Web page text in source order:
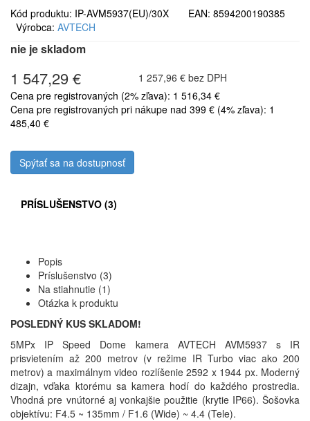
Kód produktu: IP-AVM5937(EU)/30X EAN: 8594200190385
Výrobca: AVTECH
nie je skladom
1 547,29 €
1 257,96 € bez DPH
Cena pre registrovaných (2% zľava): 1 516,34 €
Cena pre registrovaných pri nákupe nad 399 € (4% zľava): 1
485,40 €
Spýtať sa na dostupnosť
PRÍSLUŠENSTVO (3)
Popis
Príslušenstvo (3)
Na stiahnutie (1)
Otázka k produktu
POSLEDNÝ KUS SKLADOM!
5MPx IP Speed Dome kamera AVTECH AVM5937 s IR
prisvietením až 200 metrov (v režime IR Turbo viac ako 200
metrov) a maximálnym video rozlíšenie 2592 x 1944 px. Moderný
dizajn, vďaka ktorému sa kamera hodí do každého prostredia.
Vhodná pre vnútorné aj vonkajšie použitie (krytie IP66). Šošovka
objektívu: F4.5 ~ 135mm / F1.6 (Wide) ~ 4.4 (Tele).